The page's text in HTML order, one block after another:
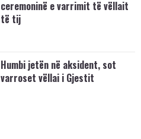
ceremoninë e varrimit të vëllait
të tij
Humbi jetën në aksident, sot
varroset vëllai i Gjestit